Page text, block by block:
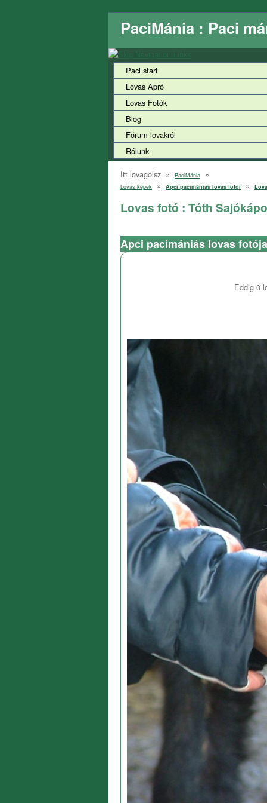
PaciMánia : Paci
Paci start
Lovas Apró
Lovas Fotók
Blog
Fórum lovakról
Rólunk
Itt lovagolsz » PaciMánia »
Lovas képek » Apci pacimániás lovas fotói »
Lovas fotó : Tóth
Apci pacimániás lovas fotója
Eddig 0